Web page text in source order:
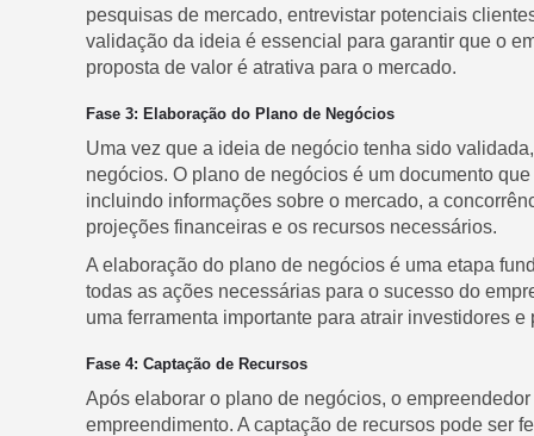
pesquisas de mercado, entrevistar potenciais
validação da ideia é essencial para garantir que o
proposta de valor é atrativa para o mercado.
Fase 3: Elaboração do Plano de Negócios
Uma vez que a ideia de negócio tenha sido
negócios. O plano de negócios é um documento
incluindo informações sobre o mercado, a
projeções financeiras e os recursos necessários.
A elaboração do plano de negócios é uma etapa
todas as ações necessárias para o sucesso do
uma ferramenta importante para atrair investidores
Fase 4: Captação de Recursos
Após elaborar o plano de negócios, o
empreendimento. A captação de recursos pode ser